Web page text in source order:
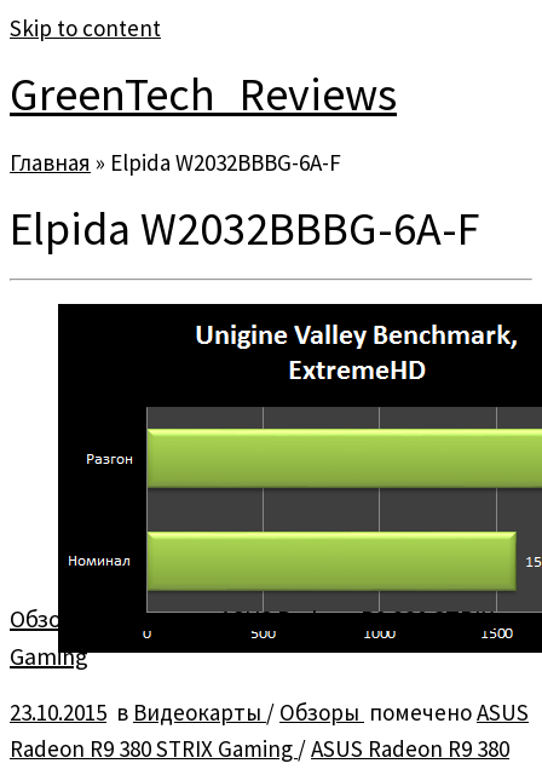
Skip to content
GreenTech_Reviews
Главная » Elpida W2032BBBG-6A-F
Elpida W2032BBBG-6A-F
Обзор видеокарты ASUS Radeon R9 380 STRIX
Gaming
23.10.2015 в Видеокарты / Обзоры помеченоASUS
Radeon R9 380 STRIX Gaming /ASUS Radeon R9 380